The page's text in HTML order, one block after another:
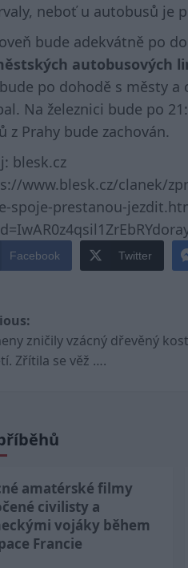
neboť u autobusů je
bude adekvátně po
autobusových
bude po dohodě s městy a
Na železnici bude po
z Prahy bude zachován.
blesk.cz
www.blesk.cz/clanek/
spoje-prestanou-
Facebook Twitter
zničily vzácný dřevěný
Zřítila se věž ….
amatérské filmy
civilisty a
vojáky během
Francie